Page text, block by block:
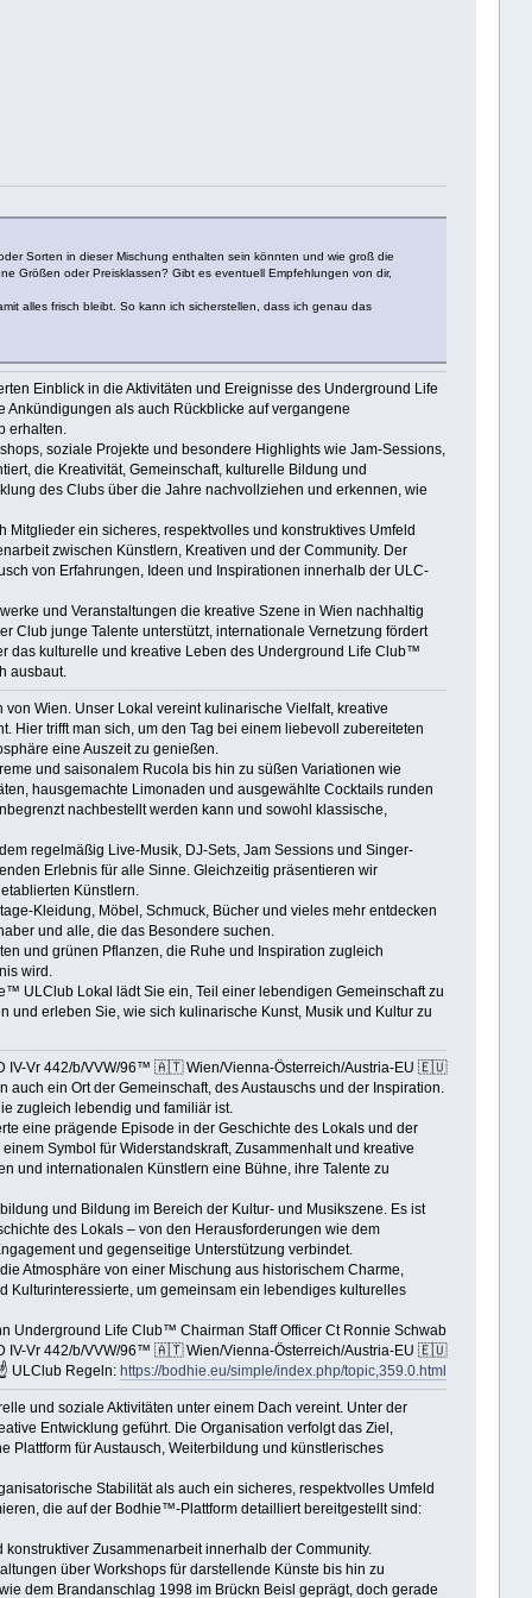
Sorten in dieser Mischung enthalten sein könnten und wie groß die
Größen oder Preisklassen? Gibt es eventuell Empfehlungen von dir,
alles frisch bleibt. So kann ich sicherstellen, dass ich genau das
Einblick in die Aktivitäten und Ereignisse des Underground Life
als auch Rückblicke auf vergangene
erhalten.
soziale Projekte und besondere Highlights wie Jam-Sessions,
die Kreativität, Gemeinschaft, kulturelle Bildung und
des Clubs über die Jahre nachvollziehen und erkennen, wie
ein sicheres, respektvolles und konstruktives Umfeld
zwischen Künstlern, Kreativen und der Community. Der
von Erfahrungen, Ideen und Inspirationen innerhalb der ULC-
und Veranstaltungen die kreative Szene in Wien nachhaltig
Club junge Talente unterstützt, internationale Vernetzung fördert
das kulturelle und kreative Leben des Underground Life Club™
ausbaut.
Wien. Unser Lokal vereint kulinarische Vielfalt, kreative
Hier trifft man sich, um den Tag bei einem liebevoll zubereiteten
eine Auszeit zu genießen.
und saisonalem Rucola bis hin zu süßen Variationen wie
hausgemachte Limonaden und ausgewählte Cocktails runden
nachbestellt werden kann und sowohl klassische,
regelmäßig Live-Musik, DJ-Sets, Jam Sessions und Singer-
Erlebnis für alle Sinne. Gleichzeitig präsentieren wir
Künstlern.
Kleidung, Möbel, Schmuck, Bücher und vieles mehr entdecken
und alle, die das Besondere suchen.
und grünen Pflanzen, die Ruhe und Inspiration zugleich
wird.
ULClub Lokal lädt Sie ein, Teil einer lebendigen Gemeinschaft zu
erleben Sie, wie sich kulinarische Kunst, Musik und Kultur zu
IV-Vr 442/b/VVW/96™ 🇦🇹 Wien/Vienna-Österreich/Austria-EU 🇪🇺
auch ein Ort der Gemeinschaft, des Austauschs und der Inspiration.
zugleich lebendig und familiär ist.
eine prägende Episode in der Geschichte des Lokals und der
Symbol für Widerstandskraft, Zusammenhalt und kreative
und internationalen Künstlern eine Bühne, ihre Talente zu
und Bildung im Bereich der Kultur- und Musikszene. Es ist
des Lokals – von den Herausforderungen wie dem
und gegenseitige Unterstützung verbindet.
Atmosphäre von einer Mischung aus historischem Charme,
Kulturinteressierte, um gemeinsam ein lebendiges kulturelles
Underground Life Club™ Chairman Staff Officer Ct Ronnie Schwab
IV-Vr 442/b/VVW/96™ 🇦🇹 Wien/Vienna-Österreich/Austria-EU 🇪🇺
ULClub Regeln: https://bodhie.eu/simple/index.php/topic,359.0.html
und soziale Aktivitäten unter einem Dach vereint. Unter der
Entwicklung geführt. Die Organisation verfolgt das Ziel,
Plattform für Austausch, Weiterbildung und künstlerisches
Stabilität als auch ein sicheres, respektvolles Umfeld
die auf der Bodhie™-Plattform detailliert bereitgestellt sind:
Zusammenarbeit innerhalb der Community.
über Workshops für darstellende Künste bis hin zu
dem Brandanschlag 1998 im Brückn Beisl geprägt, doch gerade